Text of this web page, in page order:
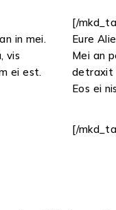
in mei.
vis
ei est.
[/
Eure
Mei an
detraxit
Eos ei
[/